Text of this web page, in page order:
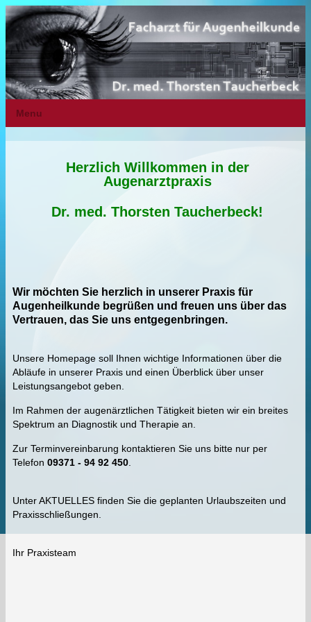
Menu
Herzlich Willkommen in der
Augenarztpraxis
Dr. med. Thorsten Taucherbeck!
Wir möchten Sie herzlich in unserer Praxis für
Augenheilkunde begrüßen und freuen uns über das
Vertrauen, das Sie uns entgegenbringen.
Unsere Homepage soll Ihnen wichtige Informationen über die
Abläufe in unserer Praxis und einen Überblick über unser
Leistungsangebot geben.
Im Rahmen der augenärztlichen Tätigkeit bieten wir ein breites
Spektrum an Diagnostik und Therapie an.
Zur Terminvereinbarung kontaktieren Sie uns bitte nur per
Telefon 09371 - 94 92 450.
Unter AKTUELLES finden Sie die geplanten Urlaubszeiten und
Praxisschließungen.
Ihr Praxisteam